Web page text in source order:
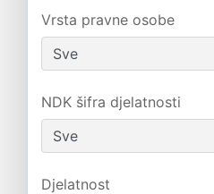
Vrsta pravne osobe
NDK šifra djelatnosti
Djelatnost